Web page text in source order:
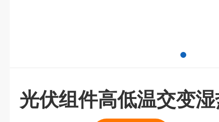
光伏组件高低温交变